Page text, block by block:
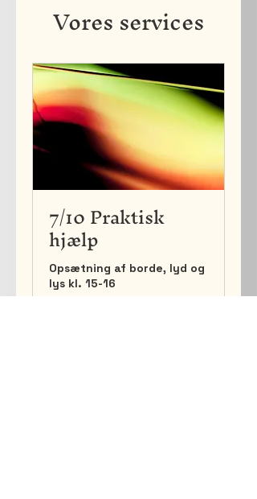
Vores services
7/10 Praktisk
hjælp
Opsætning af borde, lyd og
lys kl. 15-16